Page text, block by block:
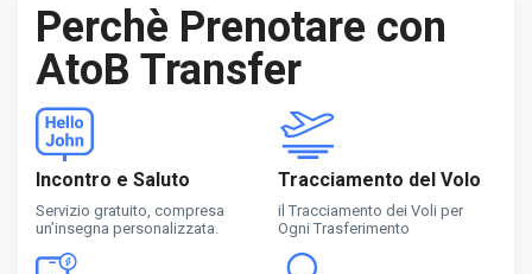
Perchè Prenotare con
AtoB Transfer
Incontro e Saluto
Servizio gratuito, compresa
un’insegna personalizzata.
Tracciamento del Volo
il Tracciamento dei Voli per
Ogni Trasferimento